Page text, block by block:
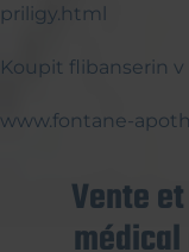
priligy.html
Koupit flibanserin
www.fontane-
Vente